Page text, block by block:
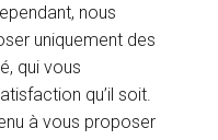
nous
uniquement des
qui vous
qu’il soit.
à vous proposer